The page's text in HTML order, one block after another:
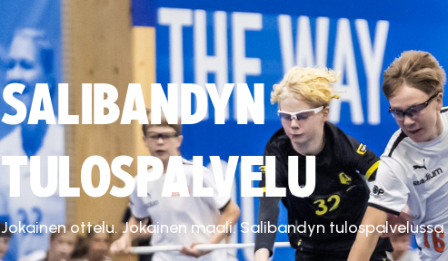
SALIBANDYN
TULOSPALVELU
Jokainen ottelu. Jokainen maali. Salibandyn tulospalvelussa.